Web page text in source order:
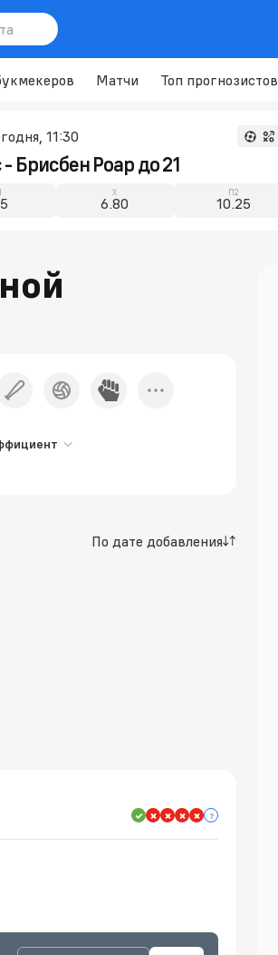
Матчи Топ прогнозистов
11:30
Брисбен Роар до 21
X
6.80
П2
10.25
По дате добавления